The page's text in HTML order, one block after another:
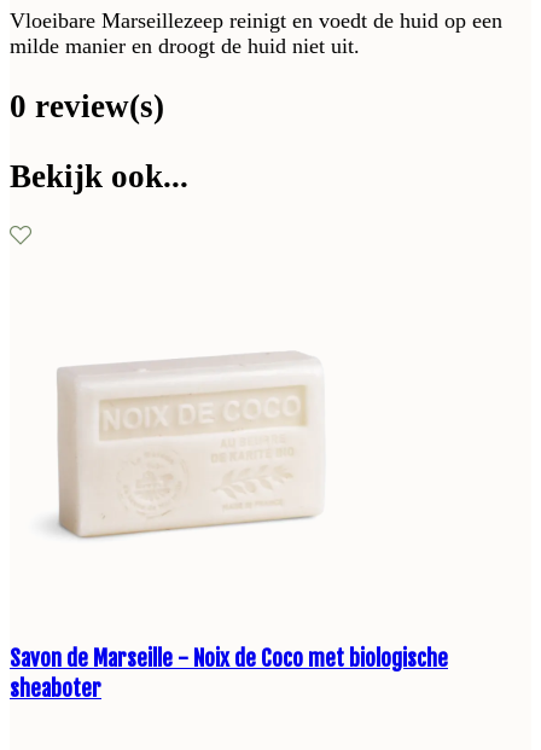
Vloeibare Marseillezeep reinigt en voedt de huid op een
milde manier en droogt de huid niet uit.
0 review(s)
Bekijk ook...
Savon de Marseille - Noix de Coco met biologische
sheaboter